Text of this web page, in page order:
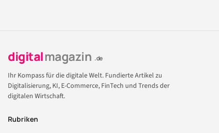
digitalmagazin .de
Ihr Kompass für die digitale Welt. Fundierte Artikel zu
Digitalisierung, KI, E-Commerce, FinTech und Trends der
digitalen Wirtschaft.
Rubriken